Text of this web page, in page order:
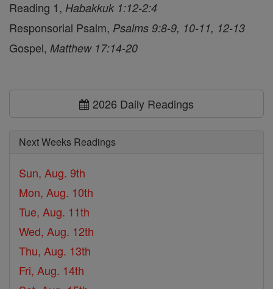
Reading 1, Habakkuk 1:12-2:4
Responsorial Psalm, Psalms 9:8-9, 10-11, 12-13
Gospel, Matthew 17:14-20
2026 Daily Readings
Next Weeks Readings
Sun, Aug. 9th
Mon, Aug. 10th
Tue, Aug. 11th
Wed, Aug. 12th
Thu, Aug. 13th
Fri, Aug. 14th